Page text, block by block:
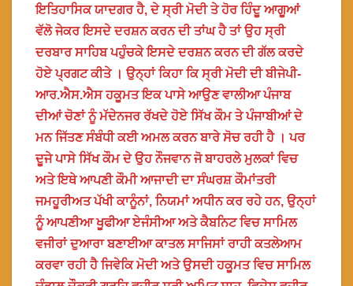
ਇਤਿਹਾਸਿਕ ਯਾਦਗਰ ਹੈ, ਦੇ ਸ੍ਰੀ ਮੋਦੀ ਤੇ ਹੋਰ ਹਿੰਦੂ ਆਗੂਆਂ
ਵੱਲੋ ਜੇਕਰ ਇਸਦੇ ਦਰਸ਼ਨ ਕਰਨ ਦੀ ਤਾਂਘ ਹੈ ਤਾਂ ਉਹ ਸ੍ਰੀ
ਦਰਬਾਰ ਸਾਹਿਬ ਪਹੁੰਚਕੇ ਇਸਦੇ ਦਰਸ਼ਨ ਕਰਨ ਦੀ ਗੱਲ ਕਰਦੇ
ਹੋਏ ਪ੍ਰਗਟ ਕੀਤੇ । ਉਨ੍ਹਾਂ ਕਿਹਾ ਕਿ ਸ੍ਰੀ ਮੋਦੀ ਦੀ ਬੀਜੇਪੀ-
ਆਰ.ਐਸ.ਐਸ ਹਕੂਮਤ ਇਕ ਪਾਸੇ ਆਉਣ ਵਾਲੀਆ ਪੰਜਾਬ
ਦੀਆਂ ਚੋਣਾਂ ਨੂੰ ਮੱਦੇਨਜਰ ਰੱਖਦੇ ਹੋਏ ਸਿੱਖ ਕੌਮ ਤੇ ਪੰਜਾਬੀਆਂ ਦੇ
ਮਨ ਜਿੱਤਣ ਸੰਬੰਧੀ ਕਈ ਅਮਲ ਕਰਨ ਬਾਰੇ ਸੋਚ ਰਹੀ ਹੈ । ਪਰ
ਦੂਜੇ ਪਾਸੇ ਸਿੱਖ ਕੌਮ ਦੇ ਉਹ ਨੌਜਵਾਨ ਜੋ ਬਾਹਰਲੇ ਮੁਲਕਾਂ ਵਿਚ
ਅਤੇ ਇਥੇ ਆਪਣੀ ਕੌਮੀ ਆਜਾਦੀ ਦਾ ਸੰਘਰਸ਼ ਕੌਮਾਂਤਰੀ
ਜਮਹੂਰੀਅਤ ਪੱਖੀ ਕਾਨੂੰਨਾਂ, ਨਿਯਮਾਂ ਅਧੀਨ ਕਰ ਰਹੇ ਹਨ, ਉਨ੍ਹਾਂ
ਨੂੰ ਆਪਣੀਆ ਖੂਫੀਆ ਏਜੰਸੀਆ ਅਤੇ ਕੈਬਨਿਟ ਵਿਚ ਸਾਮਿਲ
ਵਜੀਰਾਂ ਦੁਆਰਾ ਬਣਾਈਆ ਕਾਤਲ ਸਾਜਿਸਾਂ ਰਾਹੀ ਕਤਲੇਆਮ
ਕਰਵਾ ਰਹੀ ਹੈ ਜਿਵੇਕਿ ਮੋਦੀ ਅਤੇ ਉਸਦੀ ਹਕੂਮਤ ਵਿਚ ਸਾਮਿਲ